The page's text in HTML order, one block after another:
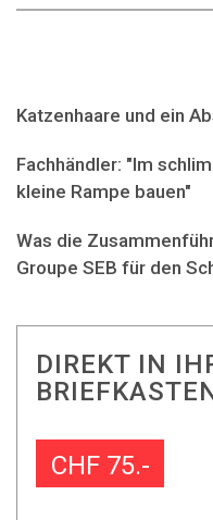
Katzenhaare und ein
Fachhändler: "Im
kleine Rampe bauen"
Was die
Groupe SEB für den
DIREKT IN
CHF 75.-